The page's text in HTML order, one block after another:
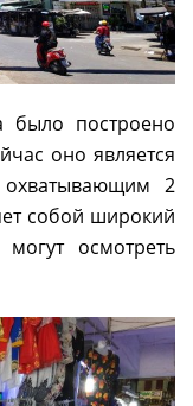
было построено
оно является
2
собой широкий
осмотреть